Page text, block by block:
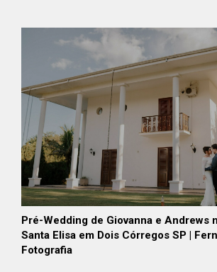
Pré-Wedding de Giovanna e Andrews
Santa Elisa em Dois Córregos SP |
Fotografia